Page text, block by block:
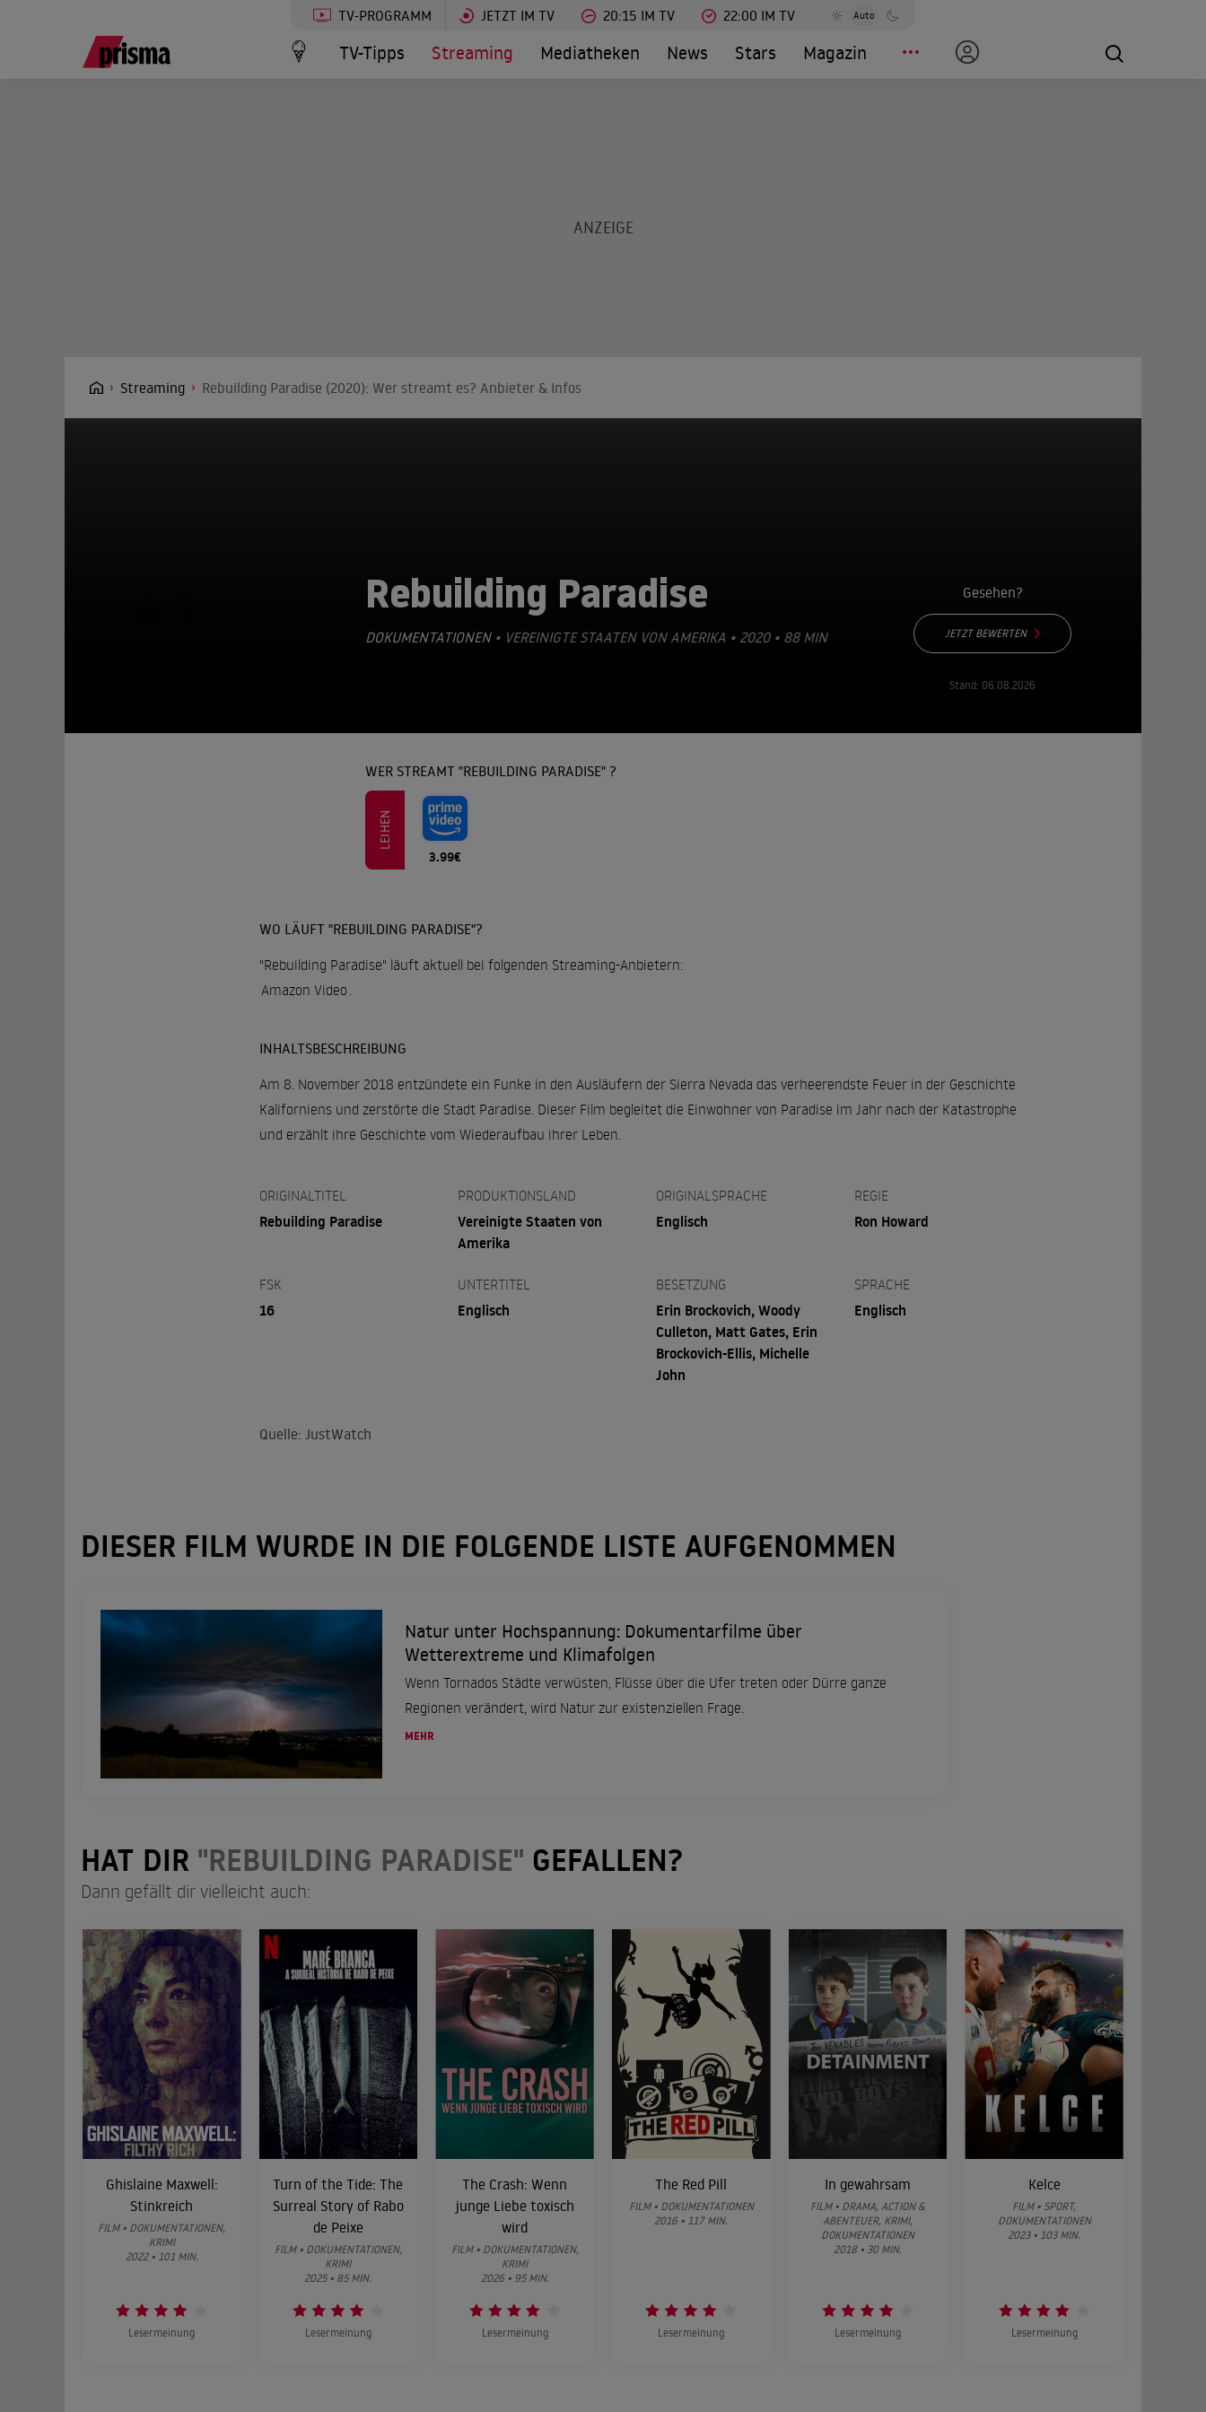
TV-PROGRAMM JETZT IM TV 20:15 IM TV 22:00 IM TV Auto
TV-Tipps Streaming Mediatheken News Stars Magazin
Streaming Rebuilding Paradise (2020): Wer streamt es? Anbieter & Infos
Rebuilding Paradise
DOKUMENTATIONEN• VEREINIGTE STAATEN VON AMERIKA • 2020 • 88 MIN
Gesehen?
JETZT BEWERTEN
Stand: 06.08.2026
WER STREAMT "REBUILDING PARADISE" ?
LEIHEN
3.99€
WO LÄUFT "REBUILDING PARADISE"?
"Rebuilding Paradise" läuft aktuell bei folgenden Streaming-Anbietern:
Amazon Video .
INHALTSBESCHREIBUNG
Am 8. November 2018 entzündete ein Funke in den Ausläufern der Sierra Nevada das verheerendste Feuer in der Geschichte
Kaliforniens und zerstörte die Stadt Paradise. Dieser Film begleitet die Einwohner von Paradise im Jahr nach der Katastrophe
und erzählt ihre Geschichte vom Wiederaufbau ihrer Leben.
ORIGINALTITEL
Rebuilding Paradise
PRODUKTIONSLAND
Vereinigte Staaten von
Amerika
ORIGINALSPRACHE
Englisch
REGIE
Ron Howard
FSK
16
UNTERTITEL
Englisch
BESETZUNG
Erin Brockovich, Woody
Culleton, Matt Gates, Erin
Brockovich-Ellis, Michelle
John
SPRACHE
Englisch
Quelle: JustWatch
DIESER FILM WURDE IN DIE FOLGENDE LISTE AUFGENOMMEN
Natur unter Hochspannung: Dokumentarfilme über
Wetterextreme und Klimafolgen
Wenn Tornados Städte verwüsten, Flüsse über die Ufer treten oder Dürre ganze
Regionen verändert, wird Natur zur existenziellen Frage.
MEHR
HAT DIR "REBUILDING PARADISE" GEFALLEN?
Dann gefällt dir vielleicht auch:
Ghislaine Maxwell:
Stinkreich
FILM • DOKUMENTATIONEN,
KRIMI
2022 • 101 MIN.
Lesermeinung
Turn of the Tide: The
Surreal Story of Rabo
de Peixe
FILM • DOKUMENTATIONEN,
KRIMI
2025 • 85 MIN.
Lesermeinung
The Crash: Wenn
junge Liebe toxisch
wird
FILM • DOKUMENTATIONEN,
KRIMI
2026 • 95 MIN.
Lesermeinung
The Red Pill
FILM • DOKUMENTATIONEN
2016 • 117 MIN.
Lesermeinung
In gewahrsam
FILM • DRAMA, ACTION &
ABENTEUER, KRIMI,
DOKUMENTATIONEN
2018 • 30 MIN.
Lesermeinung
Kelce
FILM • SPORT,
DOKUMENTATIONEN
2023 • 103 MIN.
Lesermeinung